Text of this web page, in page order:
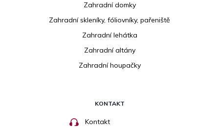
Zahradní domky
Zahradní skleníky, fóliovníky, pařeniště
Zahradní lehátka
Zahradní altány
Zahradní houpačky
KONTAKT
Kontakt